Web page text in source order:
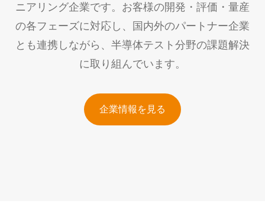
ニアリング企業です。お客様の開発・評価・量産
の各フェーズに対応し、国内外のパートナー企業
とも連携しながら、半導体テスト分野の課題解決
に取り組んでいます。
企業情報を見る